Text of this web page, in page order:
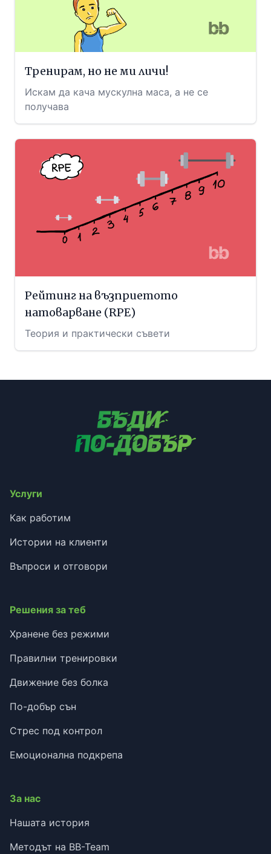
Тренирам, но не ми личи!
Искам да кача мускулна маса, а не се
получава
Рейтинг на възприетото
натоварване (RPE)
Теория и практически съвети
Услуги
Как работим
Истории на клиенти
Въпроси и отговори
Решения за теб
Хранене без режими
Правилни тренировки
Движение без болка
По-добър сън
Стрес под контрол
Емоционална подкрепа
За нас
Нашата история
Методът на BB-Team